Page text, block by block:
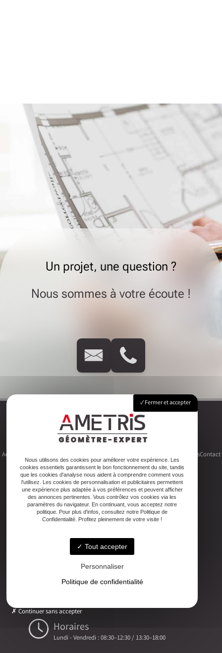
Un projet, une question ?
Nous sommes à votre écoute !
Accueil Copropriété Topographie Autres activitésContact
Adresse
2ter Cour Xavier Moreau, 33720 Podensac
Téléphone
05 56 27 26 08
Email
Horaires
Lundi - Vendredi : 08:30–12:30 / 13:30–18:00
Fermer et accepter
Nous utilisons des cookies pour améliorer votre expérience. Les
cookies essentiels garantissent le bon fonctionnement du site, tandis
que les cookies d'analyse nous aident à comprendre comment vous
l'utilisez. Les cookies de personnalisation et publicitaires permettent
une expérience plus adaptée à vos préférences et peuvent afficher
des annonces pertinentes. Vous contrôlez vos cookies via les
paramètres du navigateur. En continuant, vous acceptez notre
politique. Pour plus d'infos, consultez notre Politique de
Confidentialité. Profitez pleinement de votre visite !
Tout accepter
Personnaliser
Politique de confidentialité
Continuer sans accepter